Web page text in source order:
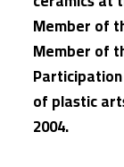
Member of
Member of
of plastic
2004.